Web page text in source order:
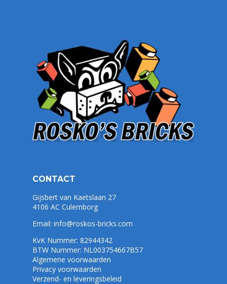
CONTACT
Gijsbert van Kaetslaan 27
4106 AC Culemborg
Email: info@roskos-bricks.com
KvK Nummer: 82944342
BTW Nummer: NL003754667B57
Algemene voorwaarden
Privacy voorwaarden
Verzend- en leveringsbeleid